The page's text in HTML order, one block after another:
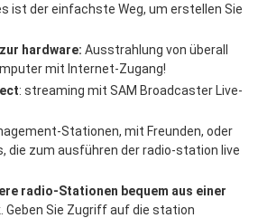
ist der einfachste Weg, um erstellen Sie
hardware: Ausstrahlung von überall
mit Internet-Zugang!
: streaming mit SAM Broadcaster Live-
Stationen, mit Freunden, oder
die zum ausführen der radio-station live
radio-Stationen bequem aus einer
. Geben Sie Zugriff auf die station